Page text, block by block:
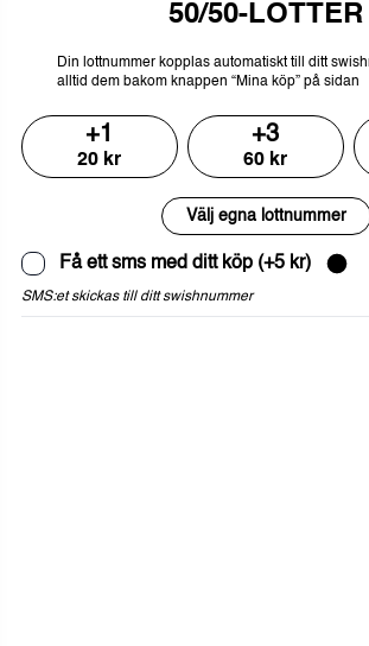
50/50-LOTTER
Din lottnummer kopplas automatiskt till ditt
alltid dem bakom knappen “Mina köp” på sidan
+1
20 kr
+3
60 kr
Välj egna lottnummer
Få ett sms med ditt köp(+5kr)
SMS:et skickas till ditt swishnummer